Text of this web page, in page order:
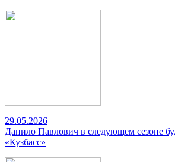
29.05.2026
Данило Павлович в следующем сезоне
«Кузбасс»